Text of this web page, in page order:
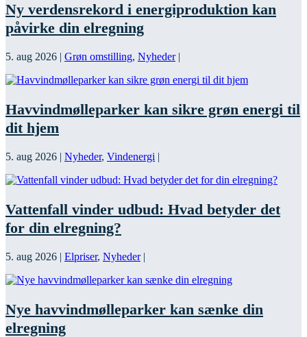
Ny verdensrekord i energiproduktion kan
påvirke din elregning
5. aug 2026 | Grøn omstilling, Nyheder|
Havvindmølleparker kan sikre grøn energi til
dit hjem
5. aug 2026 | Nyheder, Vindenergi |
Vattenfall vinder udbud: Hvad betyder det
for din elregning?
5. aug 2026 | Elpriser, Nyheder|
Nye havvindmølleparker kan sænke din
elregning